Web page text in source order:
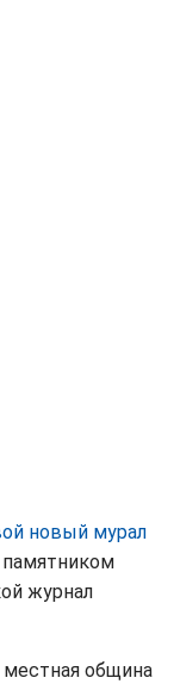
новый мурал
памятником
журнал
местная община